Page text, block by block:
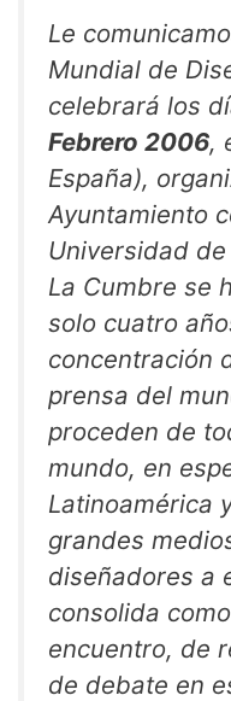
Le
Mundial de
celebrará los
Febrero 2006,
España),
Ayuntamiento
Universidad de
La Cumbre se
solo cuatro
concentración
prensa del
proceden de
mundo, en
Latinoamérica
grandes
diseñadores a
consolida
encuentro, de
de debate en